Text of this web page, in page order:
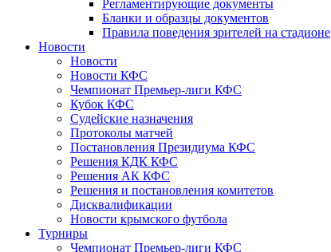
Регламентирующие документы
Бланки и образцы документов
Правила поведения зрителей на стадионе
Новости
Новости
Новости КФС
Чемпионат Премьер-лиги КФС
Кубок КФС
Судейские назначения
Протоколы матчей
Постановления Президиума КФС
Решения КДК КФС
Решения АК КФС
Решения и постановления комитетов
Дисквалификации
Новости крымского футбола
Турниры
Чемпионат Премьер-лиги КФС